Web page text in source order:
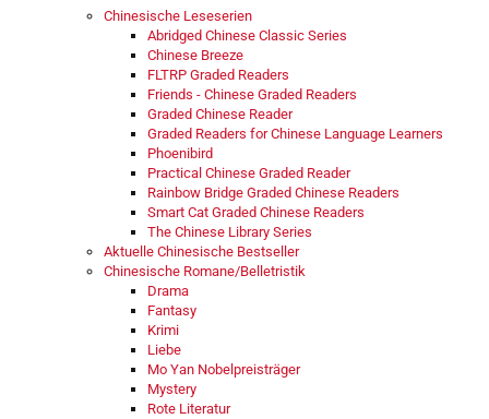
Chinesische Leseserien
Abridged Chinese Classic Series
Chinese Breeze
FLTRP Graded Readers
Friends - Chinese Graded Readers
Graded Chinese Reader
Graded Readers for Chinese Language Learners
Phoenibird
Practical Chinese Graded Reader
Rainbow Bridge Graded Chinese Readers
Smart Cat Graded Chinese Readers
The Chinese Library Series
Aktuelle Chinesische Bestseller
Chinesische Romane/Belletristik
Drama
Fantasy
Krimi
Liebe
Mo Yan Nobelpreisträger
Mystery
Rote Literatur